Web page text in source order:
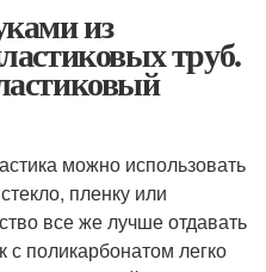
из
труб.
можно использовать
пленку или
все же лучше отдавать
с поликарбонатом легко